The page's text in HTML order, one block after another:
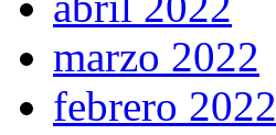
marzo 2022
febrero 2022